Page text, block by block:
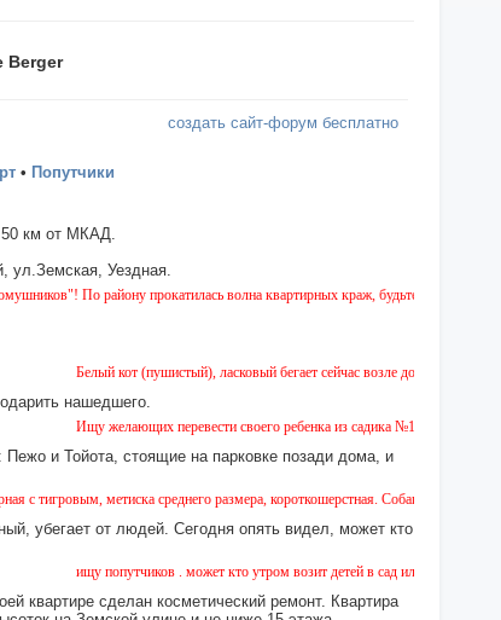
Berger
создать сайт-форум бесплатно
• Попутчики
50 км от МКАД.
ул.Земская, Уездная.
По району прокатилась волна квартирных краж, будьте бдительны!
Белый кот (пушистый), ласковый бегает сейчас возле дома № 2 на
нашедшего.
Ищу желающих перевести своего ребенка из садика №11 в садик № 26.
и Тойота, стоящие на парковке позади дома, и
метиска среднего размера, короткошерстная. Собака пугливая, не
убегает от людей. Сегодня опять видел, может кто
ищу попутчиков . может кто утром возит детей в сад или в школу в
квартире сделан косметический ремонт. Квартира